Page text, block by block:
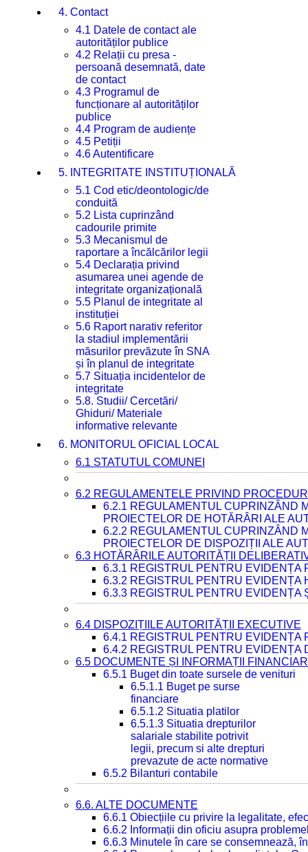
4. Contact
4.1 Datele de contact ale
autorităților publice
4.2 Relații cu presa -
persoană desemnată, date
de contact
4.3 Programul de
funcționare al autorităților
publice
4.4 Program de audiențe
4.5 Petiții
4.6 Autentificare
5. INTEGRITATE INSTITUȚIONALĂ
5.1 Cod etic/deontologic/de
conduită
5.2 Lista cuprinzând
cadourile primite
5.3 Mecanismul de
raportare a încălcărilor legii
5.4 Declarația privind
asumarea unei agende de
integritate organizațională
5.5 Planul de integritate al
instituției
5.6 Raport narativ referitor
la stadiul implementării
măsurilor prevăzute în SNA
și în planul de integritate
5.7 Situația incidentelor de
integritate
5.8. Studii/ Cercetări/
Ghiduri/ Materiale
informative relevante
6. MONITORUL OFICIAL LOCAL
6.1 STATUTUL COMUNEI
6.2 REGULAMENTELE PRIVIND
6.2.1 REGULAMENTUL CUPRINZÂND
PROIECTELOR DE HOTĂRÂRI ALE
6.2.2 REGULAMENTUL CUPRINZÂND
PROIECTELOR DE DISPOZIȚII ALE
6.3 HOTĂRÂRILE AUTORITĂȚII
6.3.1 REGISTRUL PENTRU EVIDENȚA
6.3.2 REGISTRUL PENTRU EVIDENȚA
6.3.3 REGISTRUL PENTRU EVIDENȚA
6.4 DISPOZIȚIILE AUTORITĂȚII EXECUTIVE
6.4.1 REGISTRUL PENTRU EVIDENȚA
6.4.2 REGISTRUL PENTRU EVIDENȚA
6.5 DOCUMENTE ȘI INFORMAȚII
6.5.1 Buget din toate sursele de venituri
6.5.1.1 Buget pe surse
financiare
6.5.1.2 Situatia platilor
6.5.1.3 Situatia drepturilor
salariale stabilite potrivit
legii, precum si alte drepturi
prevazute de acte normative
6.5.2 Bilanturi contabile
6.6. ALTE DOCUMENTE
6.6.1 Obiecțiile cu privire la legalitate,
6.6.2 Informații din oficiu asupra
6.6.3 Minutele în care se consemnează,